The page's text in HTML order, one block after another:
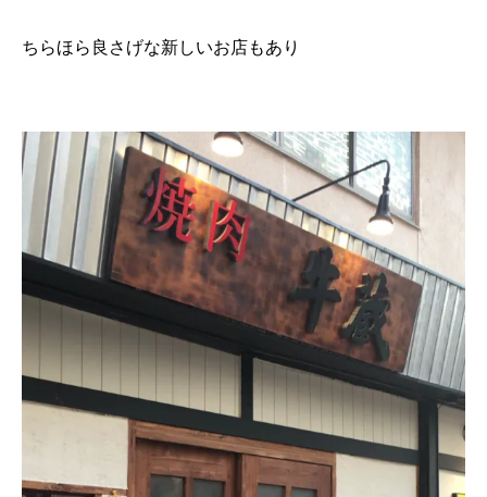
ちらほら良さげな新しいお店もあり